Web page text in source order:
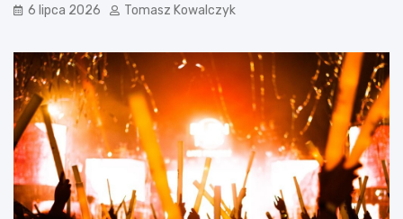
6 lipca 2026 Tomasz Kowalczyk